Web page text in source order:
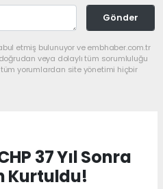
Gönder
etmiş bulunuyor ve embhaber.com.tr
veya dolaylı tüm sorumluluğu
tüm yorumlardan site yönetimi hiçbir
37 Yıl Sonra
Kurtuldu!